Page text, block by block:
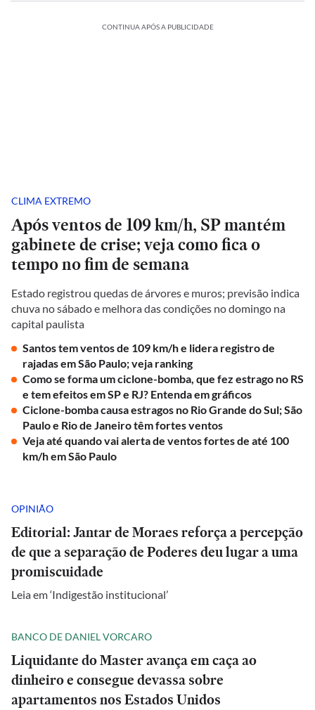
CONTINUA APÓS A PUBLICIDADE
CLIMA EXTREMO
Após ventos de 109 km/h, SP mantém
gabinete de crise; veja como fica o
tempo no fim de semana
Estado registrou quedas de árvores e muros; previsão indica
chuva no sábado e melhora das condições no domingo na
capital paulista
Santos tem ventos de 109 km/h e lidera registro de
rajadas em São Paulo; veja ranking
Como se forma um ciclone-bomba, que fez estrago no RS
e tem efeitos em SP e RJ? Entenda em gráficos
Ciclone-bomba causa estragos no Rio Grande do Sul; São
Paulo e Rio de Janeiro têm fortes ventos
Veja até quando vai alerta de ventos fortes de até 100
km/h em São Paulo
OPINIÃO
Editorial: Jantar de Moraes reforça a percepção
de que a separação de Poderes deu lugar a uma
promiscuidade
Leia em ‘Indigestão institucional’
BANCO DE DANIEL VORCARO
Liquidante do Master avança em caça ao
dinheiro e consegue devassa sobre
apartamentos nos Estados Unidos